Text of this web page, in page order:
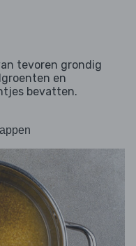
tevoren grondig
en
bevatten.